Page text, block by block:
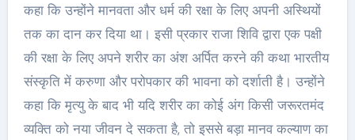
कहा कि उन्होंने मानवता और धर्म की रक्षा के लिए अपनी अस्थियों
तक का दान कर दिया था। इसी प्रकार राजा शिवि द्वारा एक पक्षी
की रक्षा के लिए अपने शरीर का अंश अर्पित करने की कथा भारतीय
संस्कृति में करुणा और परोपकार की भावना को दर्शाती है। उन्होंने
कहा कि मृत्यु के बाद भी यदि शरीर का कोई अंग किसी जरूरतमंद
व्यक्ति को नया जीवन दे सकता है, तो इससे बड़ा मानव कल्याण का